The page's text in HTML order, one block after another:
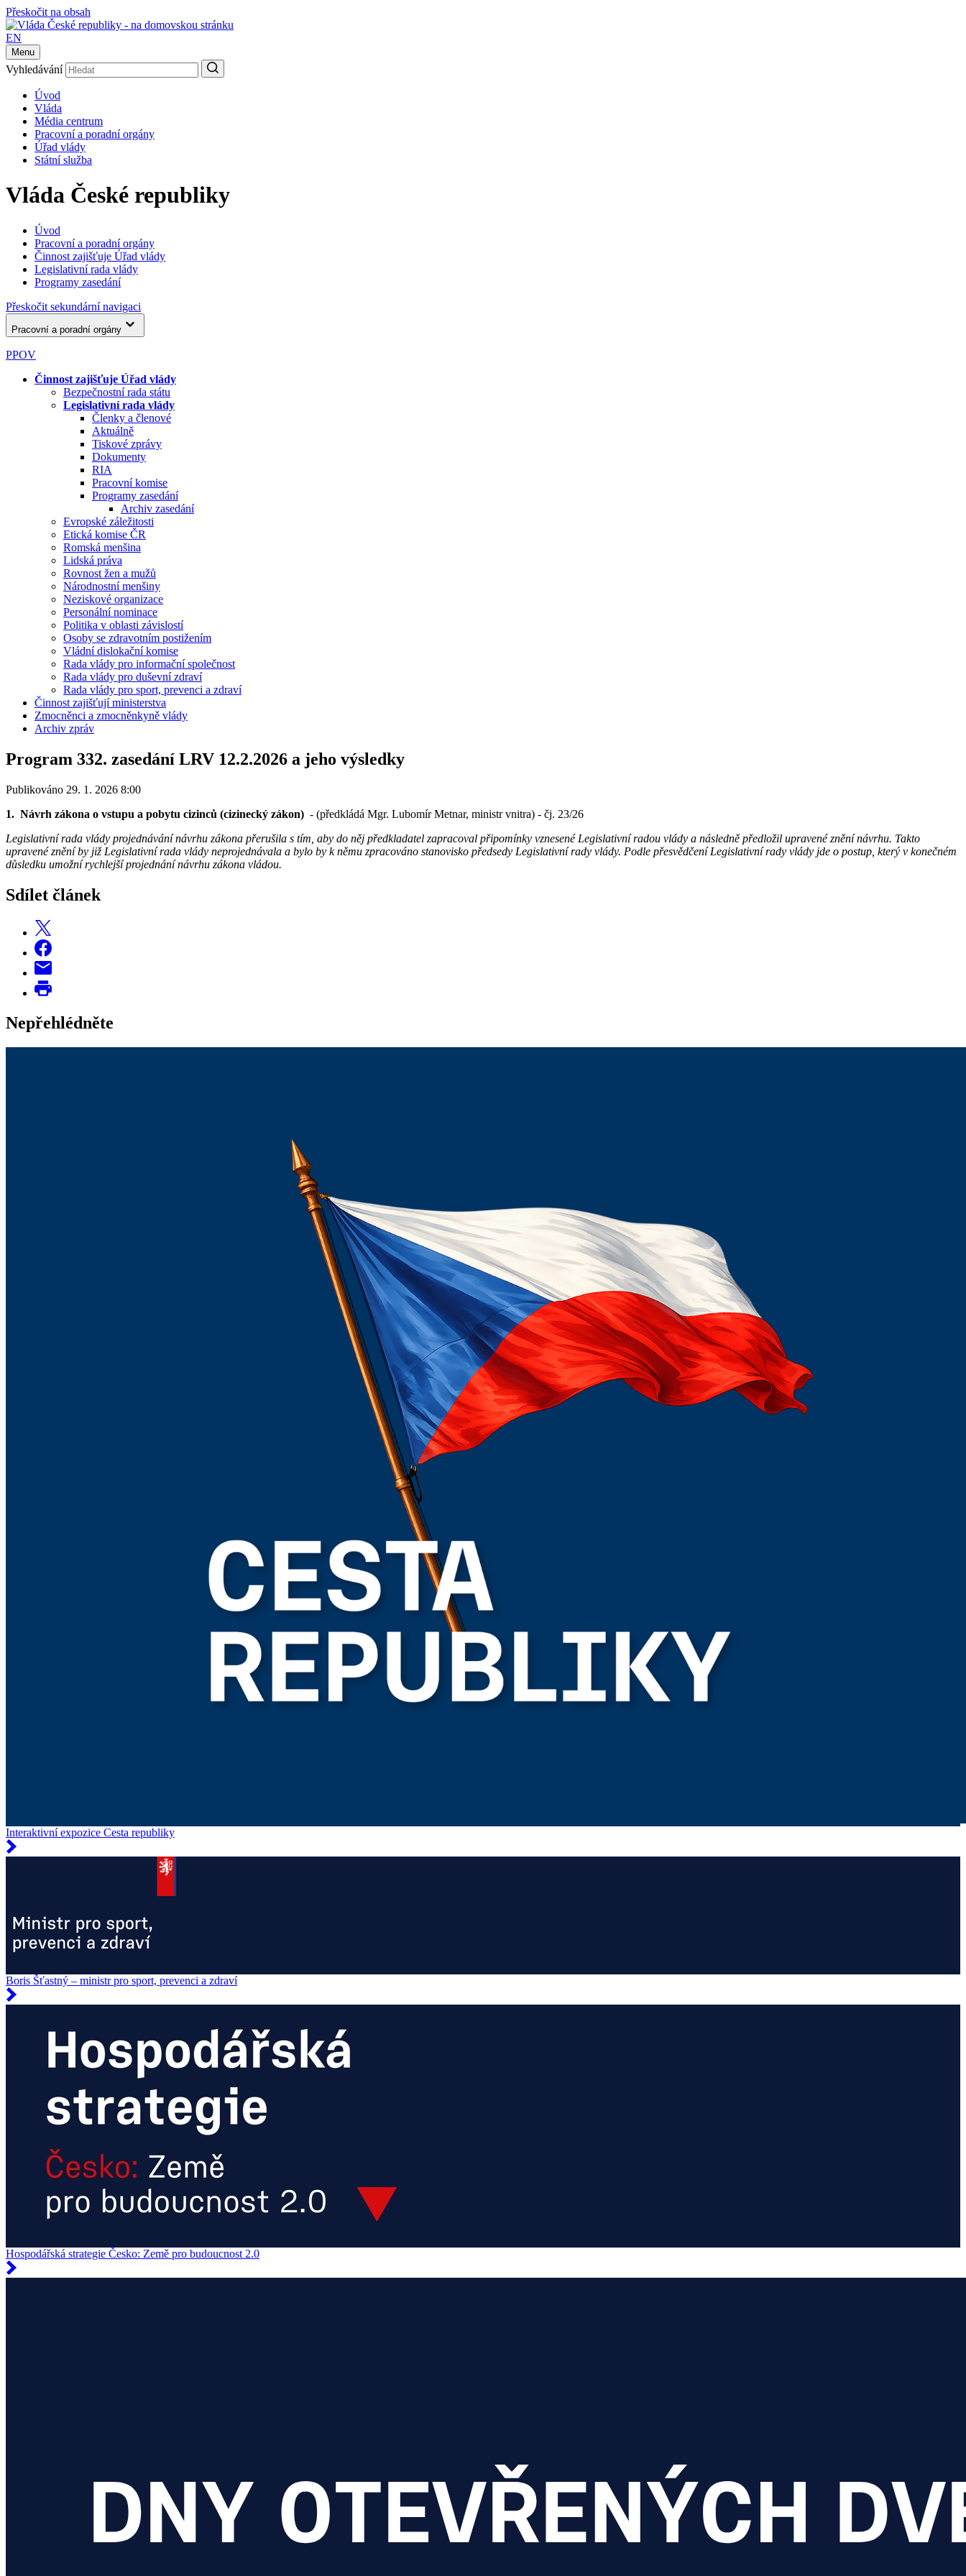
Přeskočit na obsah
EN
Menu
Vyhledávání
Úvod
Vláda
Média centrum
Pracovní a poradní orgány
Úřad vlády
Státní služba
Vláda České republiky
Úvod
Pracovní a poradní orgány
Činnost zajišťuje Úřad vlády
Legislativní rada vlády
Programy zasedání
Přeskočit sekundární navigaci
Pracovní a poradní orgány
PPOV
Činnost zajišťuje Úřad vlády
Bezpečnostní rada státu
Legislativní rada vlády
Členky a členové
Aktuálně
Tiskové zprávy
Dokumenty
RIA
Pracovní komise
Programy zasedání
Archiv zasedání
Evropské záležitosti
Etická komise ČR
Romská menšina
Lidská práva
Rovnost žen a mužů
Národnostní menšiny
Neziskové organizace
Personální nominace
Politika v oblasti závislostí
Osoby se zdravotním postižením
Vládní dislokační komise
Rada vlády pro informační společnost
Rada vlády pro duševní zdraví
Rada vlády pro sport, prevenci a zdraví
Činnost zajišťují ministerstva
Zmocněnci a zmocněnkyně vlády
Archiv zpráv
Program 332. zasedání LRV 12.2.2026 a jeho výsledky
Publikováno 29. 1. 2026 8:00
1. Návrh zákona o vstupu a pobytu cizinců (cizinecký zákon) - (předkládá Mgr. Lubomír Metnar, ministr vnitra) - čj. 23/26
Legislativní rada vlády projednávání návrhu zákona přerušila s tím, aby do něj předkladatel zapracoval připomínky vznesené Legislativní radou vlády a následně předložil upravené znění návrhu. Takto
upravené znění by již Legislativní rada vlády neprojednávala a bylo by k němu zpracováno stanovisko předsedy Legislativní rady vlády. Podle přesvědčení Legislativní rady vlády jde o postup, který v konečném
důsledku umožní rychlejší projednání návrhu zákona vládou.
Sdílet článek
Nepřehlédněte
Interaktivní expozice Cesta republiky
Boris Šťastný – ministr pro sport, prevenci a zdraví
Hospodářská strategie Česko: Země pro budoucnost 2.0